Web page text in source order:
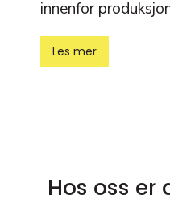
innenfor
Les mer
Hos oss